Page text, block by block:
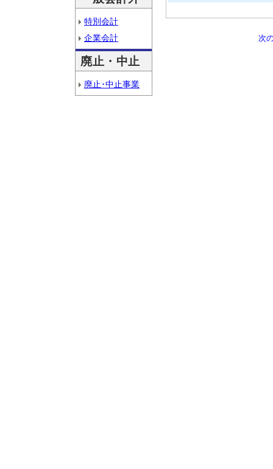
特別会計
企業会計
廃止・中止
廃止･中止事業
次